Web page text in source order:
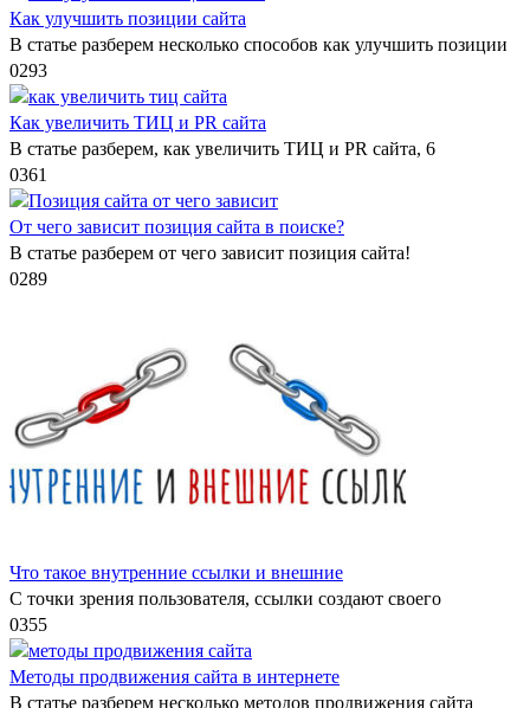
Как улучшить позиции сайта
В статье разберем несколько способов как улучшить позиции
0293
Как увеличить ТИЦ и PR сайта
В статье разберем, как увеличить ТИЦ и PR сайта, 6
0361
От чего зависит позиция сайта в поиске?
В статье разберем от чего зависит позиция сайта!
0289
Что такое внутренние ссылки и внешние
С точки зрения пользователя, ссылки создают своего
0355
Методы продвижения сайта в интернете
В статье разберем несколько методов продвижения сайта